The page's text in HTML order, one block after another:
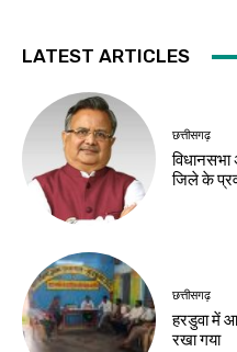
LATEST ARTICLES
छत्तीसगढ़
जिले के
छत्तीसगढ़
हरडुवा में
रखा गया